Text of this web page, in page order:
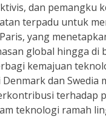
dan pemangku
terpadu untuk
yang
global hingga di
kemajuan
dan Swedia
terhadap
teknologi ramah